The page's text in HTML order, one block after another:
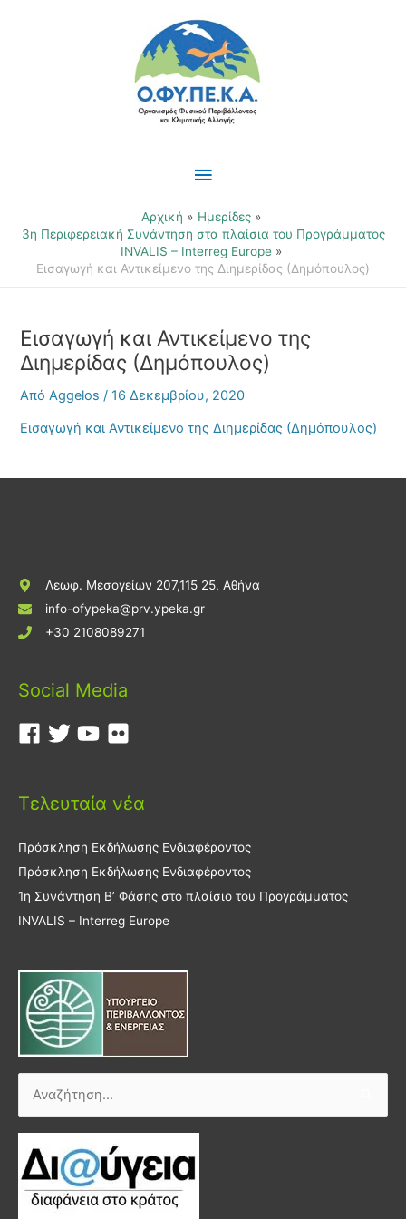
Κύριο
Μενού
Αρχική
Ημερίδες
3η Περιφερειακή Συνάντηση στα πλαίσια του Προγράμματος
INVALIS – Interreg Europe
Εισαγωγή και Αντικείμενο της Διημερίδας (Δημόπουλος)
Εισαγωγή και Αντικείμενο της
Διημερίδας (Δημόπουλος)
ΑπόAggelos/16 Δεκεμβρίου, 2020
Εισαγωγή και Αντικείμενο της Διημερίδας (Δημόπουλος)
Λεωφ. Μεσογείων 207,115 25, Αθήνα
info-ofypeka@prv.ypeka.gr
+30 2108089271
Social Media
Τελευταία νέα
Πρόσκληση Εκδήλωσης Ενδιαφέροντος
Πρόσκληση Εκδήλωσης Ενδιαφέροντος
1η Συνάντηση Β’ Φάσης στο πλαίσιο του Προγράμματος
INVALIS – Interreg Europe
Αναζήτηση